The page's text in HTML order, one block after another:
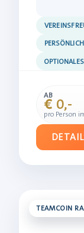
AB
€ 0,-
pro Person
TEAMCOIN